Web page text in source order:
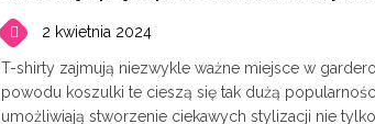
2 kwietnia 2024
T-shirty zajmują niezwykle ważne miejsce w
powodu koszulki te cieszą się tak dużą
umożliwiają stworzenie ciekawych stylizacji nie tylko